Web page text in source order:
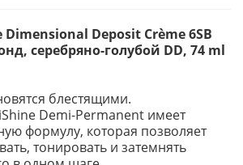
Dimensional Deposit Crème 6SB
серебряно-голубой DD, 74 ml
блестящими.
Demi-Permanent имеет
формулу, которая позволяет
тонировать и затемнять